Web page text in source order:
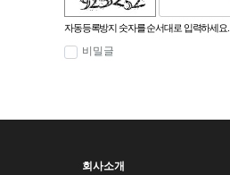
자동등록방지 숫자를 순서대로 입력하세요.
비밀글
회사소개